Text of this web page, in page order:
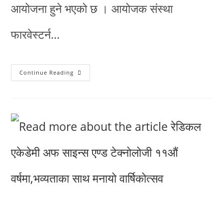
आयोजना हुने भएको छ । आयोजक संस्था
फारवेस्टर्न…
Continue Reading